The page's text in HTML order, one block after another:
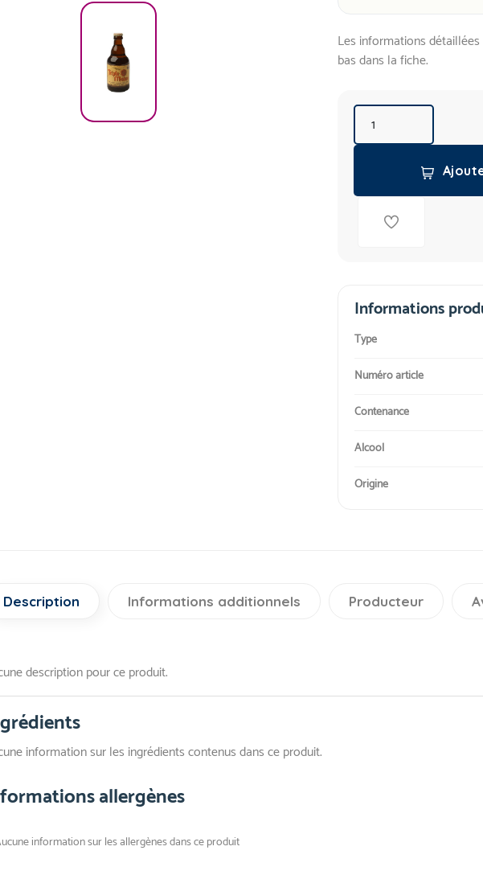
Les informations
bas dans la fiche.
Informations
Type
Numéro article
Contenance
Alcool
Origine
Description Informations additionnels Producteur
description pour ce produit.
information sur les ingrédients contenus dans ce produit.
allergènes
information sur les allergènes dans ce produit